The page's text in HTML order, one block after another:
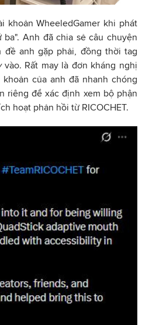
khoản WheeledGamer khi phát
Anh đã chia sẻ câu chuyện
đề anh gặp phải, đồng thời tag
vào. Rất may là đơn kháng nghị
của anh đã nhanh chóng
riêng để xác định xem bộ phận
hoạt phản hồi từ RICOCHET.